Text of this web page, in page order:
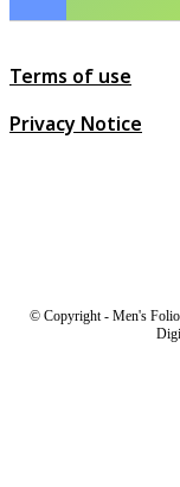
Terms of use
Privacy Notice
© Copyright - Men's Folio